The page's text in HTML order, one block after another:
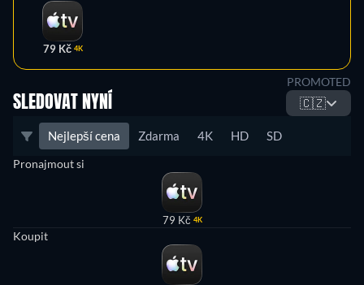
79 Kč 4K
PROMOTED
SLEDOVAT NYNÍ 🇨🇿
Nejlepší cena Zdarma 4K HD SD
Pronajmout si
79 Kč 4K
Koupit